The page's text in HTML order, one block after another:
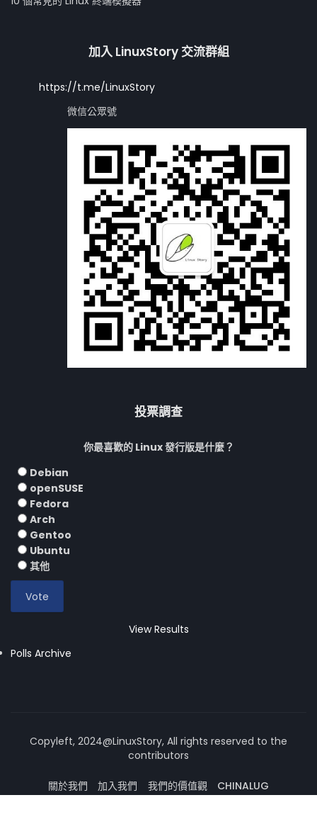
加入 LinuxStory 交流群組
https://t.me/LinuxStory
微信公眾號
投票調查
你最喜歡的 Linux 發行版是什麼？
Debian
openSUSE
Fedora
Arch
Gentoo
Ubuntu
其他
View Results
Polls Archive
Copyleft, 2024@LinuxStory, All rights reserved to the
contributors
關於我們 加入我們 我們的價值觀
CHINALUG